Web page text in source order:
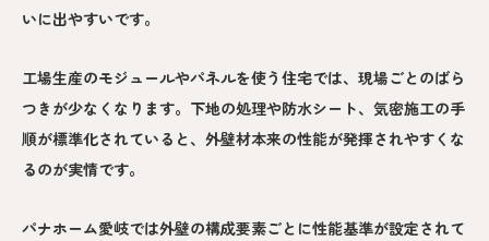
いに出やすいです。
工場生産のモジュールやパネルを使う住宅では、現場ごとのばら
つきが少なくなります。下地の処理や防水シート、気密施工の手
順が標準化されていると、外壁材本来の性能が発揮されやすくな
るのが実情です。
パナホーム愛岐では外壁の構成要素ごとに性能基準が設定されて